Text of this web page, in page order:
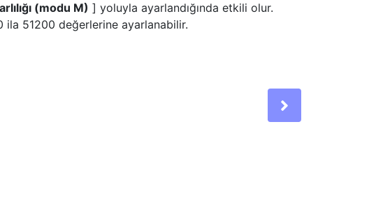
(modu M) ] yoluyla ayarlandığında etkili olur.
ila 51200 değerlerine ayarlanabilir.